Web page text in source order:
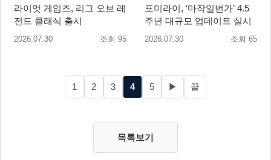
라이엇 게임즈, 리그 오브 레
전드 클래식 출시
2026.07.30 조회 95
포미라이, ‘마작일번가’ 4.5
주년 대규모 업데이트 실시
2026.07.30 조회 65
1 2 3 4 5 ▶ 끝
목록보기